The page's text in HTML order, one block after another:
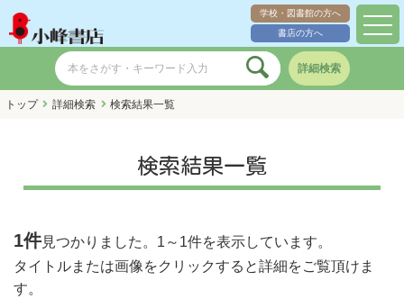
学校・図書館の方へ
書店の方へ
詳細検索
トップ 詳細検索 検索結果一覧
検索結果一覧
1件見つかりました。 1～1件を表示しています。
タイトルまたは画像をクリックすると詳細をご覧頂けま
す。